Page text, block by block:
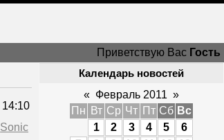
Приветствую Вас Гость
14:10
Sonic
Календарь новостей
« Февраль 2011 »
Пн
Вт Ср Чт Пт Сб Вс
1
2 3 4 5
6